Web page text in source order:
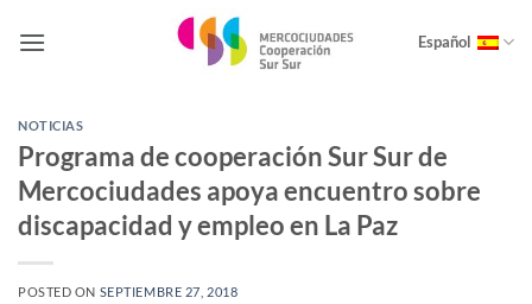
Español
NOTICIAS
Programa de cooperación Sur Sur de
Mercociudades apoya encuentro sobre
discapacidad y empleo en La Paz
POSTED ON SEPTIEMBRE 27, 2018